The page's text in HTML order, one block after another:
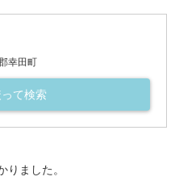
幸田町
て検索
りました。